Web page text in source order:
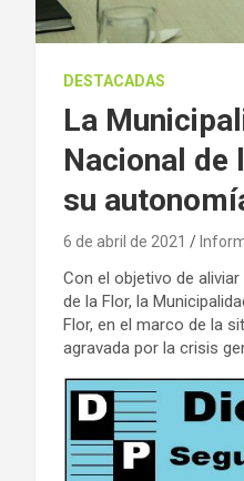
DESTACADAS
La
Nacional de
su
6 de abril de 2021
Con el objetivo de
de la Flor, la
Flor, en el marco de la
agravada por la crisis